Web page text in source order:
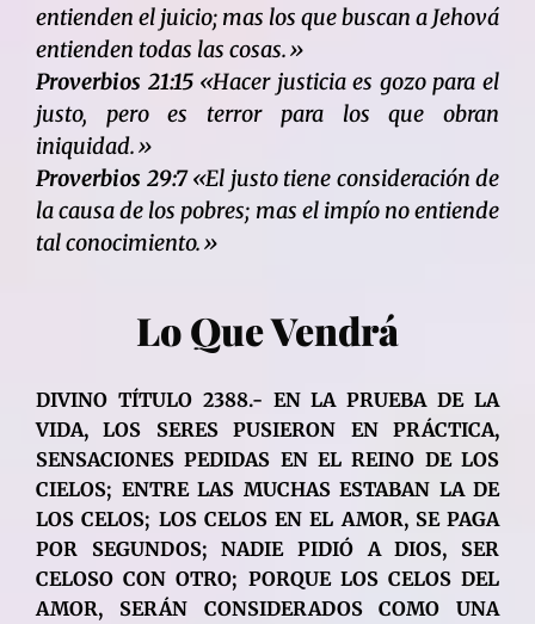
entienden el juicio; mas los que buscan a Jehová
entienden todas las cosas.»
Proverbios 21:15«Hacer justicia es gozo para el
justo, pero es terror para los que obran
iniquidad.»
Proverbios 29:7«El justo tiene consideración de
la causa de los pobres; mas el impío no entiende
tal conocimiento.»
Lo Que Vendrá
DIVINO TÍTULO 2388.- EN LA PRUEBA DE LA
VIDA, LOS SERES PUSIERON EN PRÁCTICA,
SENSACIONES PEDIDAS EN EL REINO DE LOS
CIELOS; ENTRE LAS MUCHAS ESTABAN LA DE
LOS CELOS; LOS CELOS EN EL AMOR, SE PAGA
POR SEGUNDOS; NADIE PIDIÓ A DIOS, SER
CELOSO CON OTRO; PORQUE LOS CELOS DEL
AMOR, SERÁN CONSIDERADOS COMO UNA